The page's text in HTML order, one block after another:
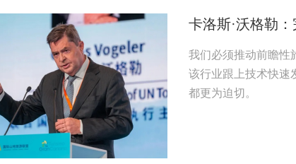
卡洛斯·沃格勒
我们必须推动前瞻性
该行业跟上技术快速
都更为迫切。